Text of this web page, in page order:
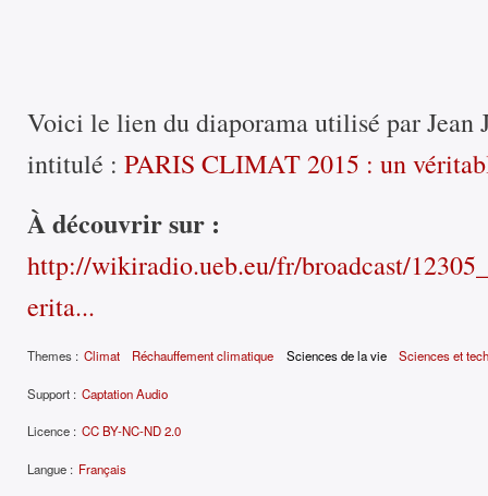
Voici le lien du diaporama utilisé par Jean
intitulé : PARIS CLIMAT 2015 : un
À découvrir sur :
http://wikiradio.ueb.eu/fr/broadcast/
erita...
Themes : Climat Réchauffement climatique Sciences de la vie Sciences et
Support : Captation Audio
Licence : CC BY-NC-ND 2.0
Langue : Français